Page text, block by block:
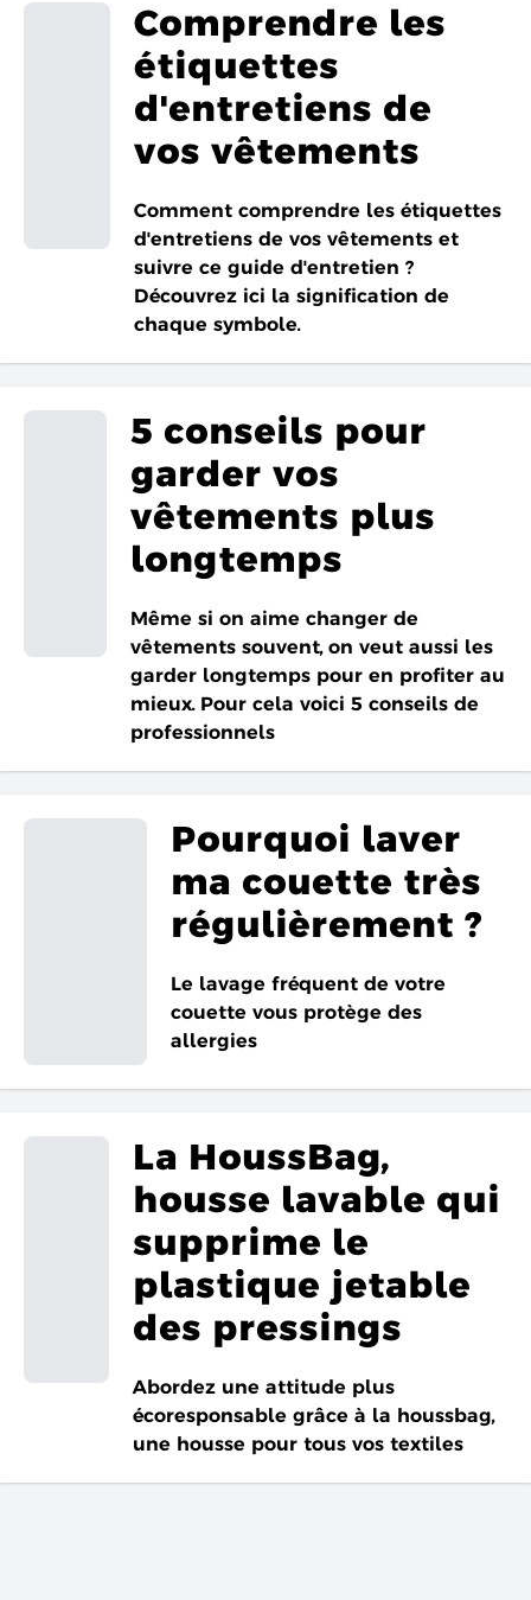
Comprendre les
étiquettes
d'entretiens de
vos vêtements
Comment comprendre les étiquettes
d'entretiens de vos vêtements et
suivre ce guide d'entretien ?
Découvrez ici la signification de
chaque symbole.
5 conseils pour
garder vos
vêtements plus
longtemps
Même si on aime changer de
vêtements souvent, on veut aussi les
garder longtemps pour en profiter au
mieux. Pour cela voici 5 conseils de
professionnels
Pourquoi laver
ma couette très
régulièrement ?
Le lavage fréquent de votre
couette vous protège des
allergies
La HoussBag,
housse lavable qui
supprime le
plastique jetable
des pressings
Abordez une attitude plus
écoresponsable grâce à la houssbag,
une housse pour tous vos textiles